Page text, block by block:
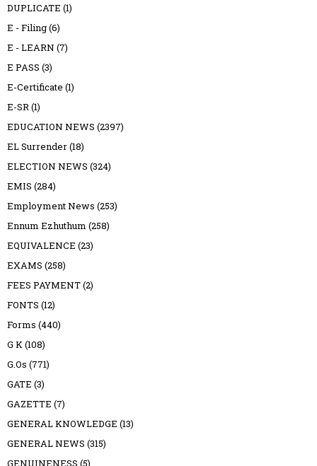
DUPLICATE (1)
E - Filing(6)
E - LEARN (7)
E PASS (3)
E-Certificate (1)
E-SR(1)
EDUCATION NEWS (2397)
EL Surrender(18)
ELECTION NEWS (324)
EMIS (284)
Employment News (253)
Ennum Ezhuthum (258)
EQUIVALENCE (23)
EXAMS (258)
FEES PAYMENT(2)
FONTS (12)
Forms (440)
G K(108)
G.Os (771)
GATE (3)
GAZETTE (7)
GENERAL KNOWLEDGE (13)
GENERAL NEWS (315)
GENUINENESS (5)